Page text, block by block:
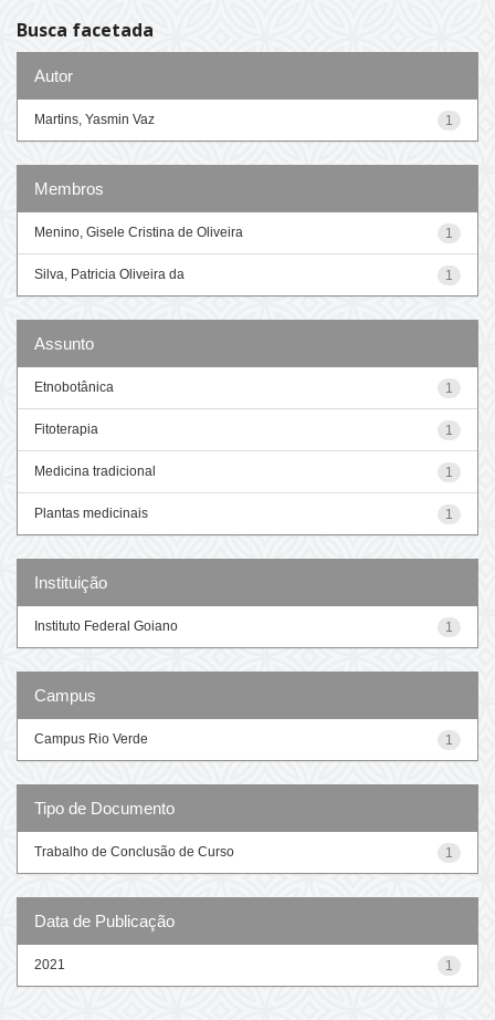
Busca facetada
Autor
1
Martins, Yasmin Vaz
Membros
1
Menino, Gisele Cristina de Oliveira
1
Silva, Patricia Oliveira da
Assunto
1
Etnobotânica
1
Fitoterapia
1
Medicina tradicional
1
Plantas medicinais
Instituição
1
Instituto Federal Goiano
Campus
1
Campus Rio Verde
Tipo de Documento
1
Trabalho de Conclusão de Curso
Data de Publicação
1
2021